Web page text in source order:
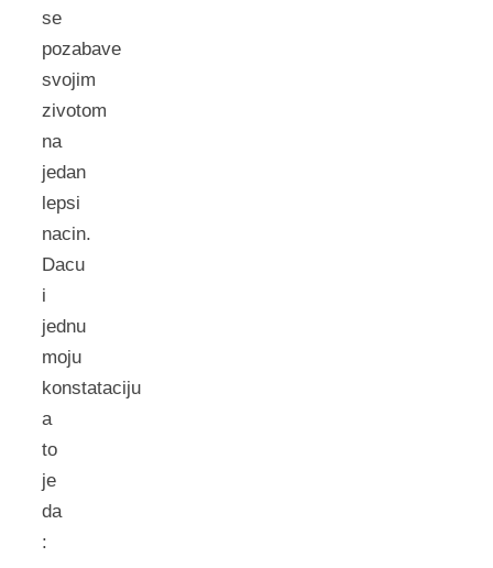
se
pozabave
svojim
zivotom
na
jedan
lepsi
nacin.
Dacu
i
jednu
moju
konstataciju
a
to
je
da
: